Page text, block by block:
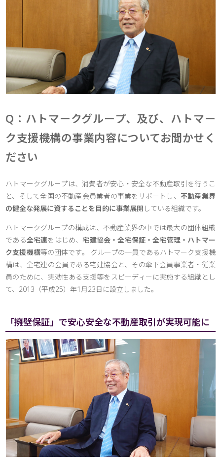
Q：ハトマークグループ、及び、ハトマー
ク支援機構の事業内容についてお聞かせく
ださい
ハトマークグループは、消費者が安心・安全な不動産取引を行うこ
と、そして全国の不動産会員業者の事業をサポートし、 不動産業界
の健全な発展に資することを目的に事業展開 している組織です。
ハトマークグループの構成は、不動産業界の中では最大の団体組織
である全宅連をはじめ、宅建協会・全宅保証・全宅管理・ハトマー
ク支援機構等の団体です。 グループの一員であるハトマーク支援機
構は、全宅連の会員である宅建協会と、その傘下会員事業者・従業
員のために、実効性ある支援等をスピーディーに実施する組織とし
て、2013（平成25）年1月23日に設立しました。
「擁壁保証」で安心安全な不動産取引が実現可能に